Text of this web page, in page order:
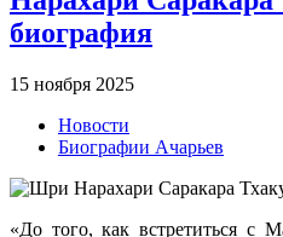
биография
15 ноября 2025
Новости
Биографии Ачарьев
«До того, как встретиться с